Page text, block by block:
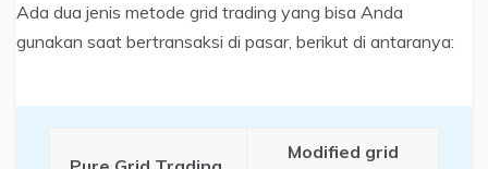
Ada dua jenis metode grid trading yang bisa Anda
gunakan saat bertransaksi di pasar, berikut di antaranya:
Modified grid